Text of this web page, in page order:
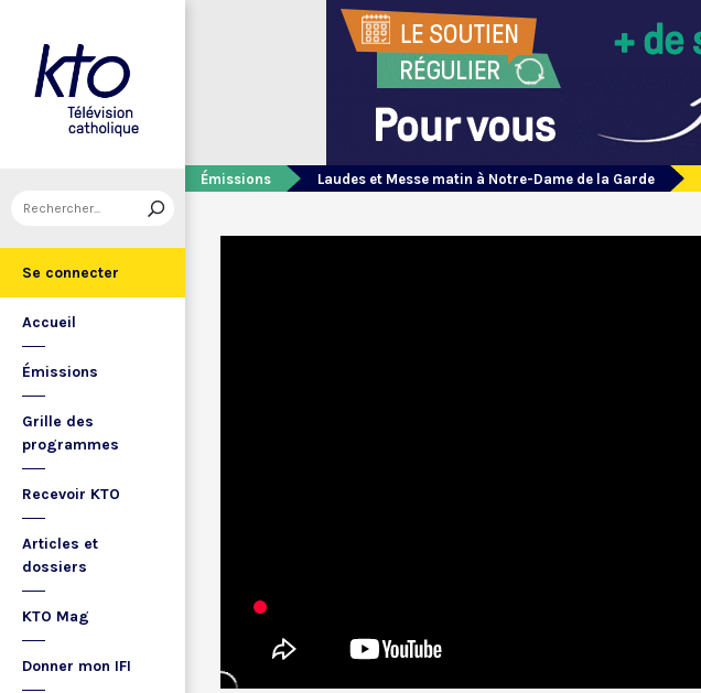
Se connecter
Accueil
Émissions
Grille des
programmes
Recevoir KTO
Articles et
dossiers
KTO Mag
Donner mon IFI
Émissions Laudes et Messe matin à Notre-Dame de la Garde